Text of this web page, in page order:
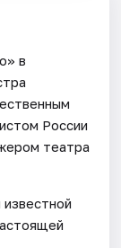
в
России
театра